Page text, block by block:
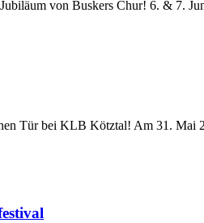
von Buskers Chur! 6. & 7.
Tür bei KLB Kötztal! Am 31.